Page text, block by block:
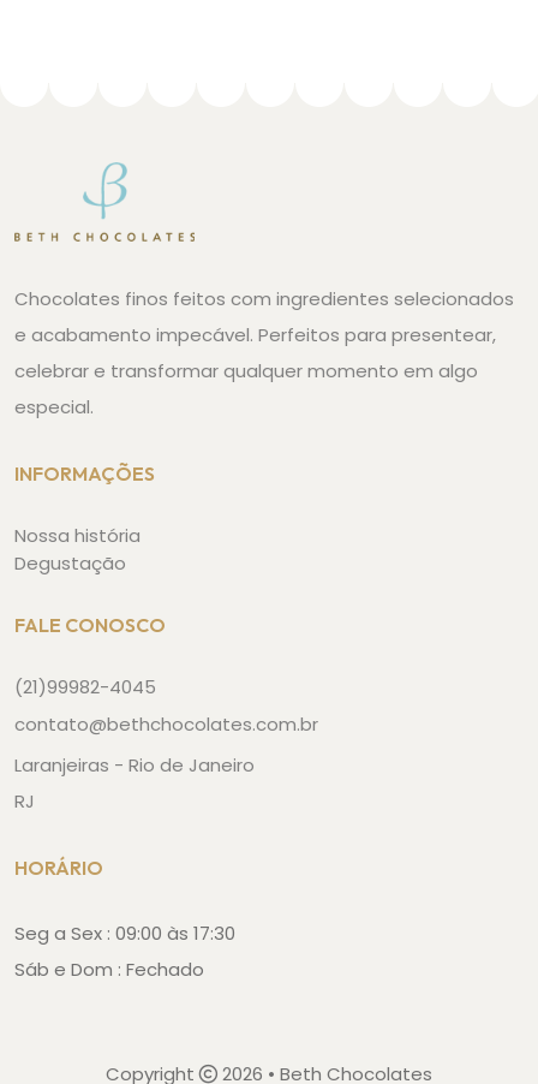
Chocolates finos feitos com ingredientes selecionados
e acabamento impecável. Perfeitos para presentear,
celebrar e transformar qualquer momento em algo
especial.
INFORMAÇÕES
Nossa história
Degustação
FALE CONOSCO
(21)99982-4045
contato@bethchocolates.com.br
Laranjeiras - Rio de Janeiro
RJ
HORÁRIO
Seg a Sex : 09:00 às 17:30
Sáb e Dom : Fechado
Copyright 2026 • Beth Chocolates